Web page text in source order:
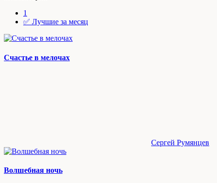
1
✅ Лучшие за месяц
Счастье в мелочах
Сергей Румянцев
Волшебная ночь